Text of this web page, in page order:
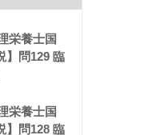
栄養士国
】問129 臨
栄養士国
】問128 臨